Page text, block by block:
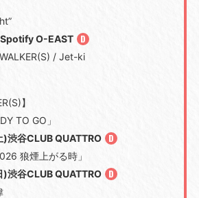
O-EAST
/ Jet-ki
】
TO GO」
谷CLUB QUATTRO
狼煙上がる時」
谷CLUB QUATTRO